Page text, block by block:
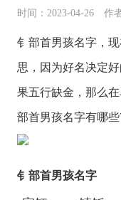
时间：2023-04-26 作
钅部首男孩名字，
思，因为好名决定
果五行缺金，那么
部首男孩名字有哪些
钅部首男孩名字